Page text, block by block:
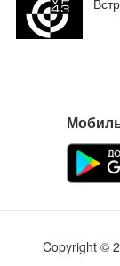
Copyright ©